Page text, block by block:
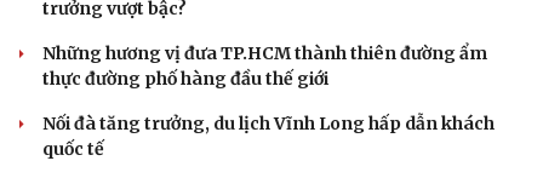
Tư vấn
check-in
Cửa sổ tình yêu
Kể chuyện cho bé
trưởng vượt bậc?
Những hương vị đưa TP.HCM thành thiên đường ẩm
thực đường phố hàng đầu thế giới
Nối đà tăng trưởng, du lịch Vĩnh Long hấp dẫn khách
quốc tế